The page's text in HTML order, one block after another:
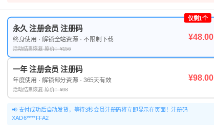
仅剩1个
永久 注册会员 注册码
终身使用 · 解锁全站资源 · 不限制下载
活动结束恢复 原价：¥156
¥48.00
一年 注册会员 注册码
年度使用 · 解锁部分资源 · 365天有效
活动结束恢复 原价：¥98
¥98.00
📢 支付成功后自动发货，等待3秒会员注册码将立即显示在页面！注册码
XAD6****FFA2